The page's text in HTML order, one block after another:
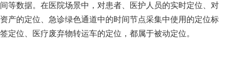
间等数据。在医院场景中，对患者、医护人员的实时定位、对
资产的定位、急诊绿色通道中的时间节点采集中使用的定位标
签定位、医疗废弃物转运车的定位，都属于被动定位。